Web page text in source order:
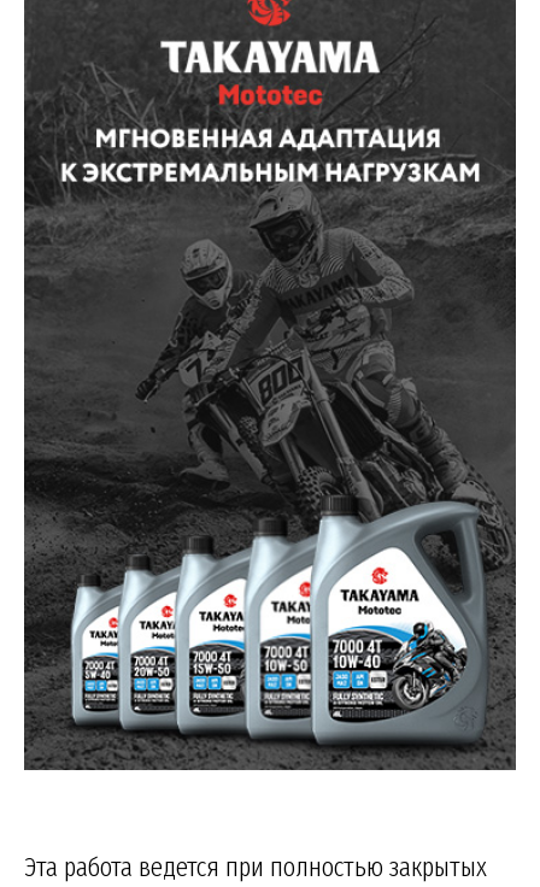
Эта работа ведется при полностью закрытых